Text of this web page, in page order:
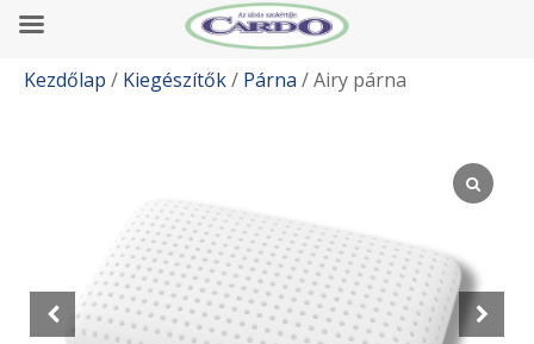
Kezdőlap / Kiegészítők/ Párna / Airy párna